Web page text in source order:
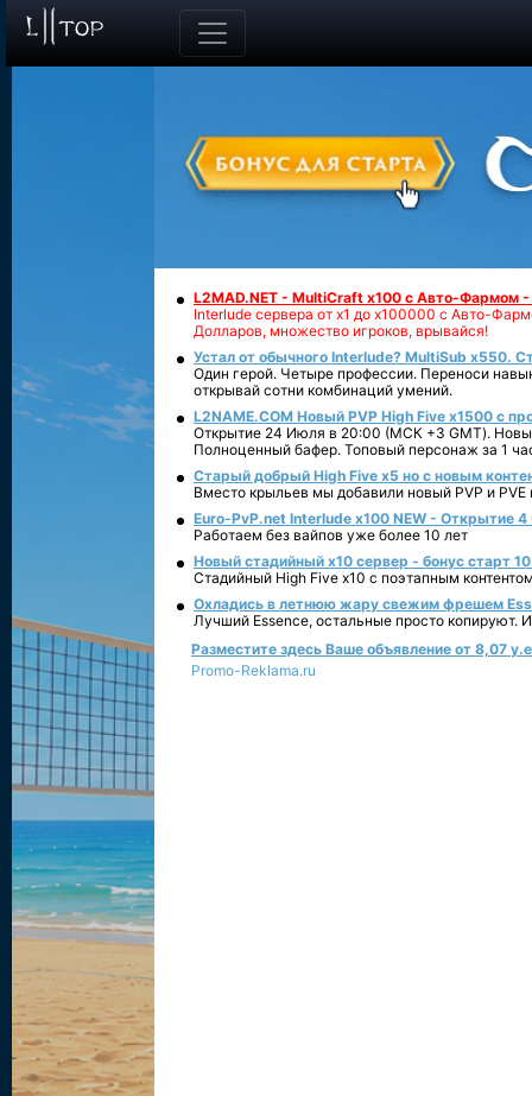
L2MAD.NET - MultiCraft x100 с Авто-Фармом
Interlude сервера от х1 до х100000 с Авто-
Долларов, множество игроков, врывайся!
Устал от обычного Interlude? MultiSub x550.
Один герой. Четыре профессии. Переноси
открывай сотни комбинаций умений.
L2NAME.COM Новый PVP High Five x1500 с
Открытие 24 Июля в 20:00 (МСК +3 GMT).
Полноценный бафер. Топовый персонаж за 1
Старый добрый High Five x5 но с новым
Вместо крыльев мы добавили новый PVP и PVE
Euro-PvP.net Interlude х100 NEW - Открытие 4
Работаем без вайпов уже более 10 лет
Новый стадийный х10 сервер - бонус старт
Стадийный High Five x10 с поэтапным
Охладись в летнюю жару свежим фрешем
Лучший Essence, остальные просто копируют.
Разместите здесь Ваше объявление от 8,07
Promo-Reklama.ru